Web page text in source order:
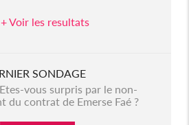
+ Voir les resultats
SONDAGE
vous surpris par le non-
du contrat de Emerse Faé ?